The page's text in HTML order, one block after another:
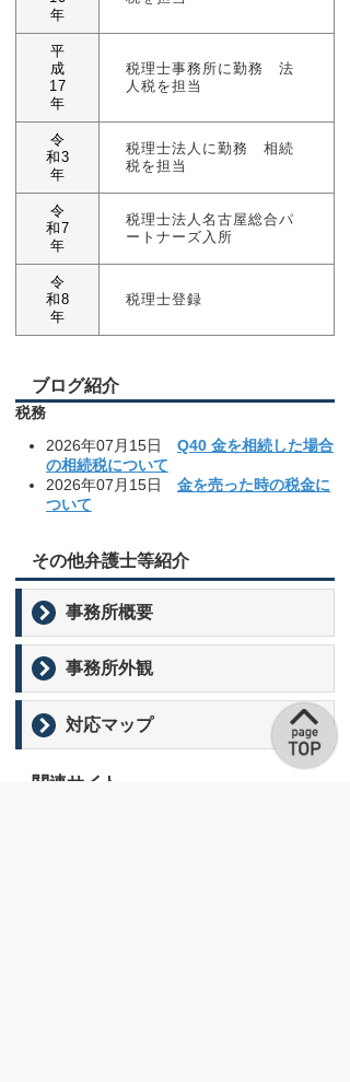
年
平
成
17
年
税理士事務所に勤務 法
人税を担当
令
和3
年
税理士法人に勤務 相続
税を担当
令
和7
年
税理士法人名古屋総合パ
ートナーズ入所
令
和8
年
税理士登録
ブログ紹介
税務
2026年07月15日 Q40 金を相続した場合
の相続税について
2026年07月15日 金を売った時の税金に
ついて
その他弁護士等紹介
事務所概要
to
contents
事務所外観click
to
expand
対応マップclick
to
関連サイト